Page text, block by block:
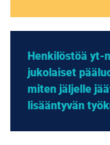
Henkilöstöä yt-
jukolaiset
miten jäljelle
lisääntyvän